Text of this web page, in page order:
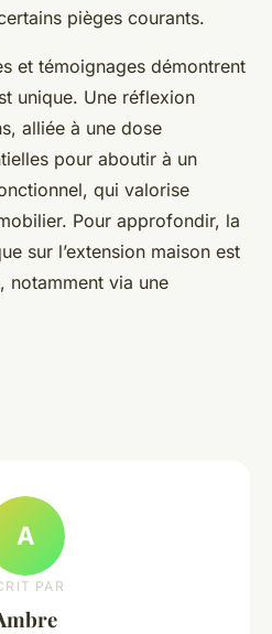
pièges courants.
et témoignages démontrent
unique. Une réflexion
alliée à une dose
pour aboutir à un
qui valorise
Pour approfondir, la
sur l’extension maison est
notamment via une
A
PAR